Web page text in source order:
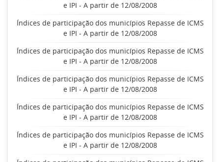
e IPI - A partir de 12/08/2008
Índices de participação dos municípios Repasse de ICMS
e IPI - A partir de 12/08/2008
Índices de participação dos municípios Repasse de ICMS
e IPI - A partir de 12/08/2008
Índices de participação dos municípios Repasse de ICMS
e IPI - A partir de 12/08/2008
Índices de participação dos municípios Repasse de ICMS
e IPI - A partir de 12/08/2008
Índices de participação dos municípios Repasse de ICMS
e IPI - A partir de 12/08/2008